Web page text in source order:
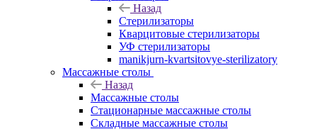
Назад
Стерилизаторы
Кварцитовые стерилизаторы
УФ стерилизаторы
manikjurn-kvartsitovye-sterilizatory
Массажные столы
Назад
Массажные столы
Стационарные массажные столы
Складные массажные столы